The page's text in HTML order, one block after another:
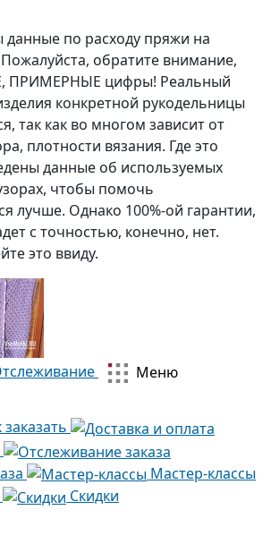
по расходу пряжи на
обратите внимание,
ПРИМЕРНЫЕ цифры! Реальный
конкретной рукодельницы
так как во многом зависит от
плотности вязания. Где это
данные об используемых
чтобы помочь
лучше. Однако 100%-ой гарантии,
с точностью, конечно, нет.
это ввиду.
Меню
заказать
Мастер-классы
Скидки